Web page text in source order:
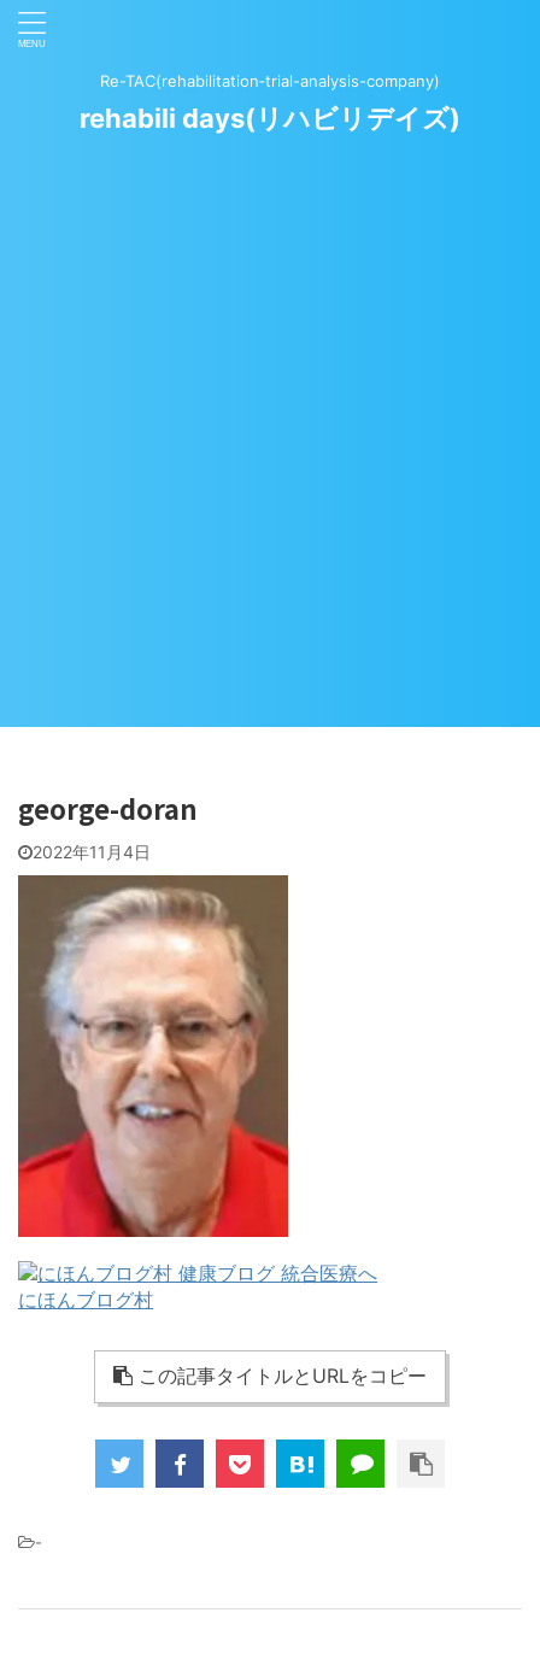
Re-TAC(rehabilitation‐trial-analysis-company)
rehabili days(リハビリデイズ)
george-doran
2022年11月4日
にほんブログ村
この記事タイトルとURLをコピー
-